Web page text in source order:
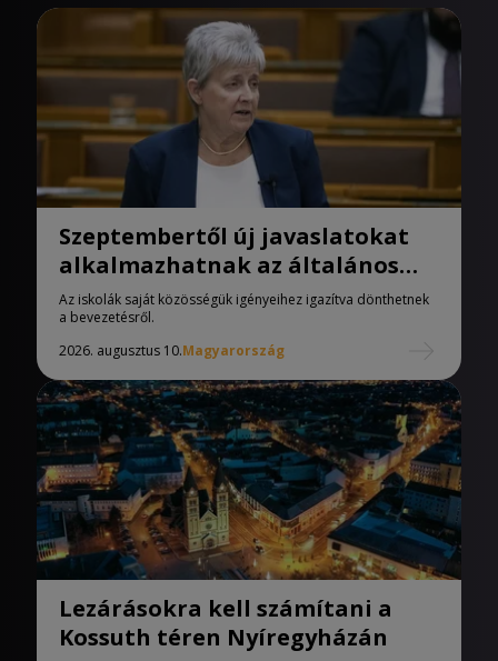
Szeptembertől új javaslatokat
alkalmazhatnak az általános
iskolák
Az iskolák saját közösségük igényeihez igazítva dönthetnek
a bevezetésről.
2026. augusztus 10.Magyarország
Lezárásokra kell számítani a
Kossuth téren Nyíregyházán